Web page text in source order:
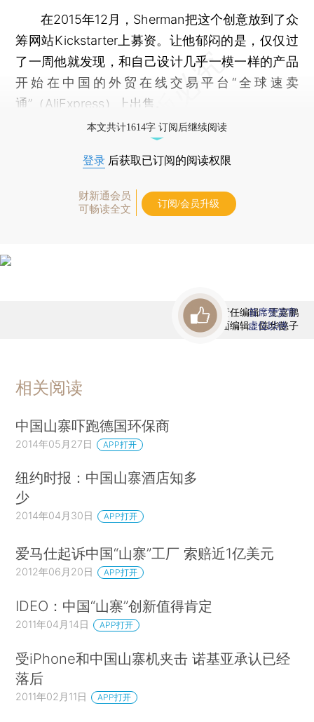
在2015年12月，Sherman把这个创意放到了众
筹网站Kickstarter上募资。让他郁闷的是，仅仅过
了一周他就发现，和自己设计几乎一模一样的产品
开始在中国的外贸在线交易平台“全球速卖
通”（AliExpress）上出售。
本文共计1614字 订阅后继续阅读
登录 后获取已订阅的阅读权限
财新通会员
可畅读全文
订阅/会员升级
责任编辑：王嘉鹏
版面编辑：陈华懿子
首席赞赏官
虚位以待
相关阅读
中国山寨吓跑德国环保商
2014年05月27日 APP打开
纽约时报：中国山寨酒店知多
少
2014年04月30日 APP打开
爱马仕起诉中国“山寨”工厂 索赔近1亿美元
2012年06月20日 APP打开
IDEO：中国“山寨”创新值得肯定
2011年04月14日 APP打开
受iPhone和中国山寨机夹击 诺基亚承认已经
落后
2011年02月11日 APP打开